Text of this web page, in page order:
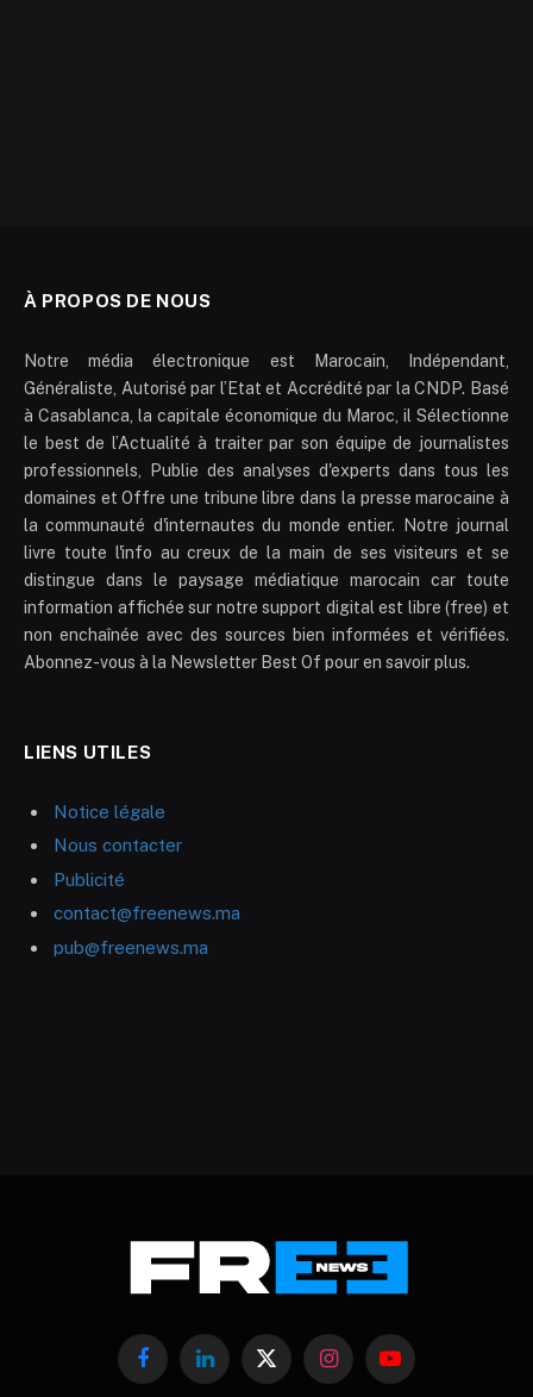
À PROPOS DE NOUS
Notre média électronique est Marocain, Indépendant,
Généraliste, Autorisé par l’Etat et Accrédité par la CNDP. Basé
à Casablanca, la capitale économique du Maroc, il Sélectionne
le best de l’Actualité à traiter par son équipe de journalistes
professionnels, Publie des analyses d'experts dans tous les
domaines et Offre une tribune libre dans la presse marocaine à
la communauté d'internautes du monde entier. Notre journal
livre toute l'info au creux de la main de ses visiteurs et se
distingue dans le paysage médiatique marocain car toute
information affichée sur notre support digital est libre (free) et
non enchaînée avec des sources bien informées et vérifiées.
Abonnez-vous à la Newsletter Best Of pour en savoir plus.
LIENS UTILES
Notice légale
Nous contacter
Publicité
contact@freenews.ma
pub@freenews.ma
FacebookLinkedInX
InstagramYouTube